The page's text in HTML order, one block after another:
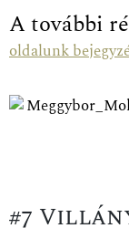
A további
oldalunk
#7